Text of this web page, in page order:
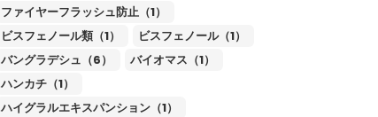
ファイヤーフラッシュ防止（1）
ビスフェノール類（1）
ビスフェノール（1）
バングラデシュ（6）
バイオマス（1）
ハンカチ（1）
ハイグラルエキスパンション（1）